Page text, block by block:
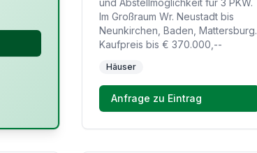
und Abstellmöglichkeit für 3 PKW.
Im Großraum Wr. Neustadt bis
Neunkirchen, Baden, Mattersburg.
Kaufpreis bis € 370.000,--
Häuser
Anfrage zu Eintrag